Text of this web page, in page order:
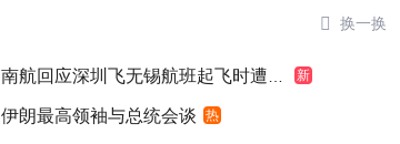
 换一换
南航回应深圳飞无锡航班起飞时遭雷击 新
伊朗最高领袖与总统会谈 热